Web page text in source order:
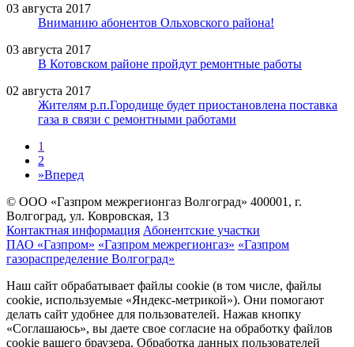
03 августа 2017
Вниманию абонентов Ольховского района!
03 августа 2017
В Котовском районе пройдут ремонтные работы
02 августа 2017
Жителям р.п.Городище будет приостановлена поставка
газа в связи с ремонтными работами
1
2
»Вперед
© ООО «Газпром межрегионгаз Волгоград» 400001, г.
Волгоград, ул. Ковровская, 13
Контактная информация Абонентские участки
ПАО «Газпром» «Газпром межрегионгаз» «Газпром
газораспределение Волгоград»
Наш сайт обрабатывает файлы cookie (в том числе, файлы
cookie, используемые «Яндекс-метрикой»). Они помогают
делать сайт удобнее для пользователей. Нажав кнопку
«Соглашаюсь», вы даете свое согласие на обработку файлов
cookie вашего браузера. Обработка данных пользователей